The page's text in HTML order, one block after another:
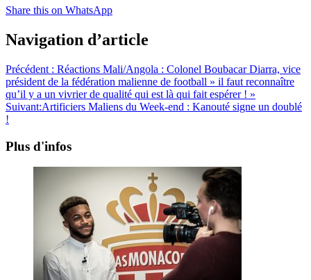
Share this on WhatsApp
Navigation d’article
Précédent : Réactions Mali/Angola : Colonel Boubacar Diarra, vice
président de la fédération malienne de football » il faut reconnaître
qu’il y a un vivrier de qualité qui est là qui fait espérer ! »
Suivant:Artificiers Maliens du Week-end : Kanouté signe un doublé
!
Plus d'infos